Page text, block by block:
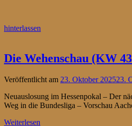
hinterlassen
Die Wehenschau (KW
Veröffentlicht am 23. Oktober 202523.
Neuauslosung im Hessenpokal – Der
Weg in die Bundesliga – Vorschau
Weiterlesen